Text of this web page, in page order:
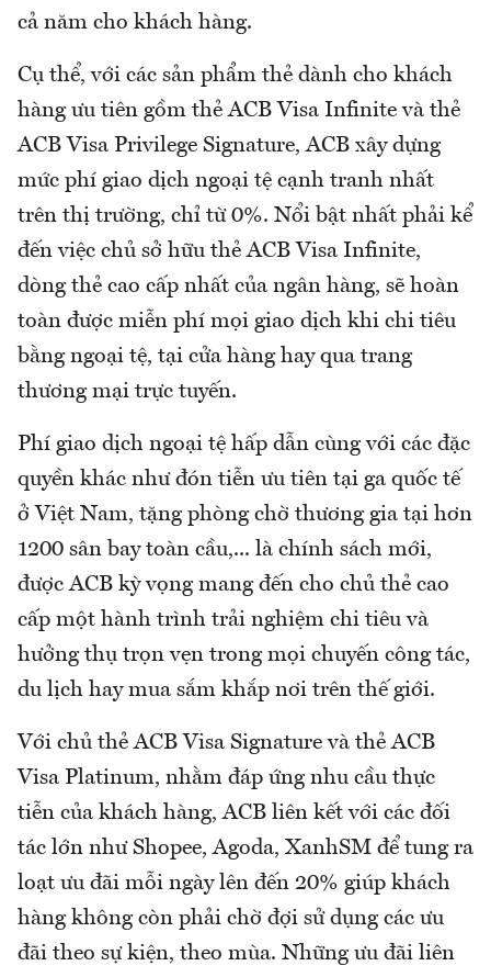
cả năm cho khách hàng.
Cụ thể, với các sản phẩm thẻ dành cho khách
hàng ưu tiên gồm thẻ ACB Visa Infinite và thẻ
ACB Visa Privilege Signature, ACB xây dựng
mức phí giao dịch ngoại tệ cạnh tranh nhất
trên thị trường, chỉ từ 0%. Nổi bật nhất phải kể
đến việc chủ sở hữu thẻ ACB Visa Infinite,
dòng thẻ cao cấp nhất của ngân hàng, sẽ hoàn
toàn được miễn phí mọi giao dịch khi chi tiêu
bằng ngoại tệ, tại cửa hàng hay qua trang
thương mại trực tuyến.
Phí giao dịch ngoại tệ hấp dẫn cùng với các đặc
quyền khác như đón tiễn ưu tiên tại ga quốc tế
ở Việt Nam, tặng phòng chờ thương gia tại hơn
1200 sân bay toàn cầu,... là chính sách mới,
được ACB kỳ vọng mang đến cho chủ thẻ cao
cấp một hành trình trải nghiệm chi tiêu và
hưởng thụ trọn vẹn trong mọi chuyến công tác,
du lịch hay mua sắm khắp nơi trên thế giới.
Với chủ thẻ ACB Visa Signature và thẻ ACB
Visa Platinum, nhằm đáp ứng nhu cầu thực
tiễn của khách hàng, ACB liên kết với các đối
tác lớn như Shopee, Agoda, XanhSM để tung ra
loạt ưu đãi mỗi ngày lên đến 20% giúp khách
hàng không còn phải chờ đợi sử dụng các ưu
đãi theo sự kiện, theo mùa. Những ưu đãi liên